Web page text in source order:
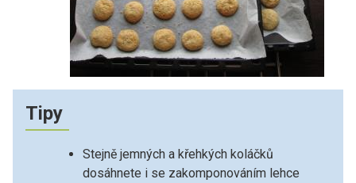
Tipy
Stejně jemných a křehkých koláčků
dosáhnete i se zakomponováním lehce